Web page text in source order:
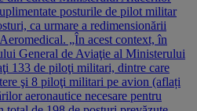
posturile de pilot militar
ca urmare a redimensionării
„În acest context, în
General de Aviaţie al Ministerului
133 de piloţi militari, dintre care
şi 8 piloţi militari pe avion (aflați
aeronautice necesare pentru